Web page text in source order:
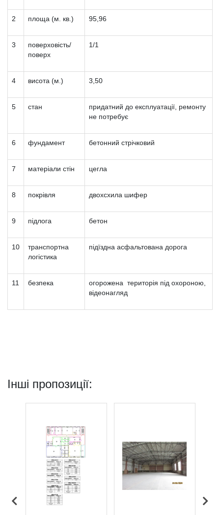
2 площа (м. кв.) 95,96
3
поверховість/
поверх
1/1
4 висота (м.) 3,50
5 стан
придатний до експлуатації, ремонту
не потребує
6 фундамент бетонний стрічковий
7 матеріали стін цегла
8 покрівля двохсхила шифер
9 підлога бетон
10
транспортна
логістика
підїздна асфальтована дорога
11 безпека
огорожена територія під охороною,
відеонагляд
Інші пропозиції: